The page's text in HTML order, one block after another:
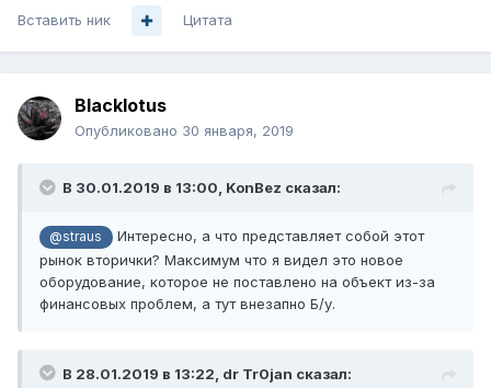
Вставить ник Цитата
Blacklotus
Опубликовано 30 января, 2019
В 30.01.2019 в 13:00, KonBez сказал:
@straus
Интересно, а что представляет собой этот
рынок вторички? Максимум что я видел это новое
оборудование, которое не поставлено на объект из-за
финансовых проблем, а тут внезапно Б/у.
В 28.01.2019 в 13:22, dr Tr0jan сказал: